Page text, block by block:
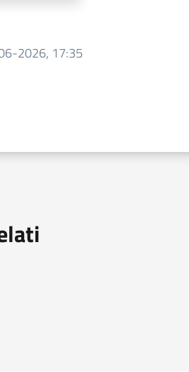
2026, 17:35